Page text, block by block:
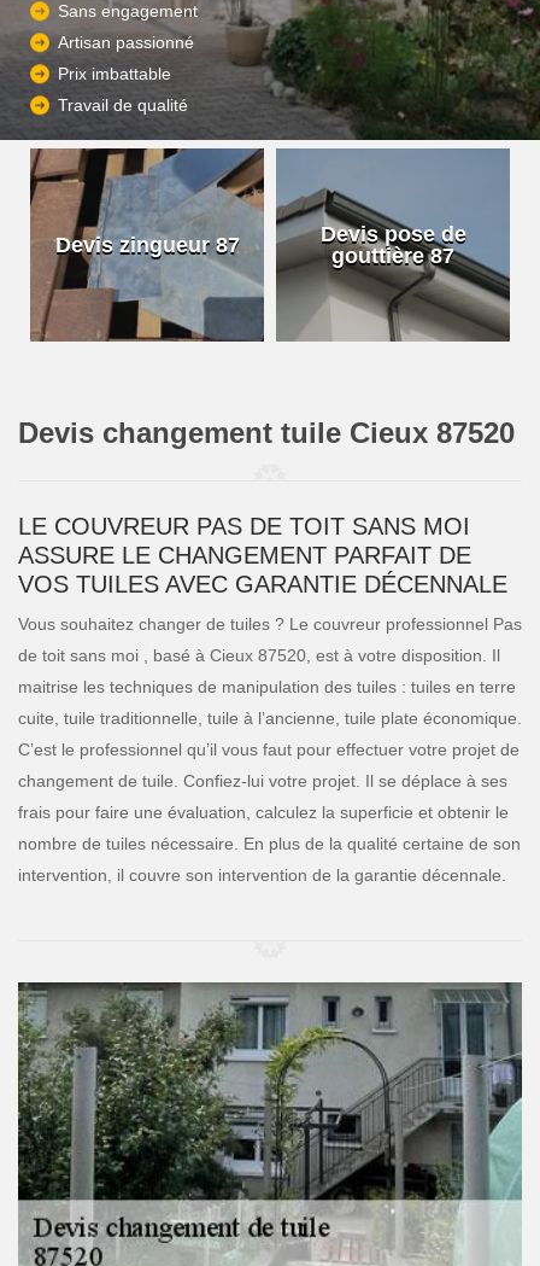
Sans engagement
Artisan passionné
Prix imbattable
Travail de qualité
Devis zingueur 87
Devis pose de
gouttière 87
Devis changement tuile Cieux 87520
LE COUVREUR PAS DE TOIT SANS MOI
ASSURE LE CHANGEMENT PARFAIT DE
VOS TUILES AVEC GARANTIE DÉCENNALE
Vous souhaitez changer de tuiles ? Le couvreur professionnel Pas
de toit sans moi , basé à Cieux 87520, est à votre disposition. Il
maitrise les techniques de manipulation des tuiles : tuiles en terre
cuite, tuile traditionnelle, tuile à l’ancienne, tuile plate économique.
C’est le professionnel qu’il vous faut pour effectuer votre projet de
changement de tuile. Confiez-lui votre projet. Il se déplace à ses
frais pour faire une évaluation, calculez la superficie et obtenir le
nombre de tuiles nécessaire. En plus de la qualité certaine de son
intervention, il couvre son intervention de la garantie décennale.